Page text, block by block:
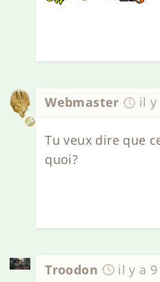
Webmaster il y
Tu veux dire que
quoi?
Troodon il y a 9